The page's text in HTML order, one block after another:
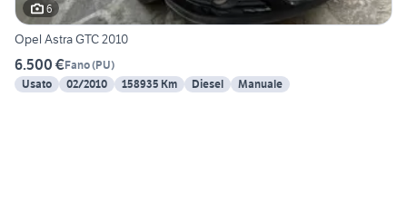
6
Opel Astra GTC 2010
6.500 €Fano(PU)
Usato
02/2010 158935 Km Diesel Manuale